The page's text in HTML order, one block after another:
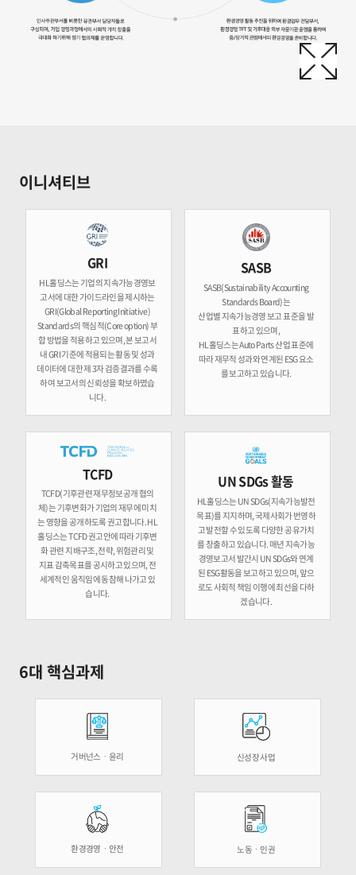
이니셔티브
GRI
HL홀딩스는 기업의 지속가능경영보
고서에 대한 가이드라인을 제시하는
GRI(Global Reporting Initiative)
Standards의 핵심적(Core option) 부
합 방법을 적용하고 있으며, 본 보고서
내 GRI 기준에 적용되는 활동 및 성과
데이터에 대한 제 3자 검증결과를 수록
하여 보고서의 신뢰성을 확보하였습
니다.
SASB
SASB(Sustainability Accounting
Standards Board)는
산업별 지속가능경영 보고 표준을 발
표하고 있으며,
HL홀딩스는 Auto Parts 산업 표준에
따라 재무적 성과와 연계된 ESG 요소
를 보고하고 있습니다.
TCFD
TCFD(기후관련 재무정보공개 협의
체)는 기후변화가 기업의 재무에 미치
는 영향을 공개하도록 권고합니다. HL
홀딩스는 TCFD 권고안에 따라 기후변
화 관련 지배구조, 전략, 위험관리 및
지표 감축목표를 공시하고 있으며, 전
세계적인 움직임에 동참해 나가고 있
습니다.
UN SDGs 활동
HL홀딩스는 UN SDGs(지속가능발전
목표)를 지지하며, 국제사회가 번영하
고 발전할 수 있도록 다양한 공유가치
를 창출하고 있습니다. 매년 지속가능
경영보고서 발간시 UN SDGs와 연계
된 ESG활동을 보고하고 있으며, 앞으
로도 사회적 책임 이행에 최선을 다하
겠습니다.
6대 핵심과제
거버넌스ㆍ윤리 신성장 사업
환경경영ㆍ안전 노동ㆍ인권